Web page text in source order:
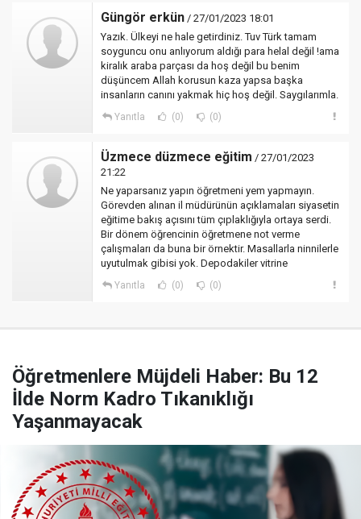
Güngör erkün / 27/01/2023 18:01
Yazık. Ülkeyi ne hale getirdiniz. Tuv Türk tamam
soyguncu onu anlıyorum aldığı para helal değil !ama
kiralık araba parçası da hoş değil bu benim
düşüncem Allah korusun kaza yapsa başka
insanların canını yakmak hiç hoş değil. Saygılarımla.
Yanıtla (0) (0)
Üzmece düzmece eğitim / 27/01/2023
21:22
Ne yaparsanız yapın öğretmeni yem yapmayın.
Görevden alınan il müdürünün açıklamaları siyasetin
eğitime bakış açısını tüm çıplaklığıyla ortaya serdi.
Bir dönem öğrencinin öğretmene not verme
çalışmaları da buna bir örnektir. Masallarla ninnilerle
uyutulmak gibisi yok. Depodakiler vitrine
Yanıtla (0) (0)
Öğretmenlere Müjdeli Haber: Bu 12
İlde Norm Kadro Tıkanıklığı
Yaşanmayacak